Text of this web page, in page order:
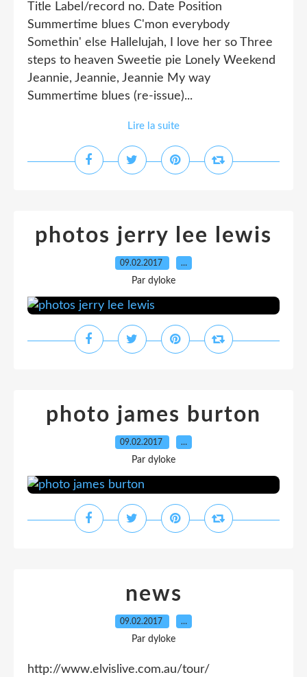
Title Label/record no. Date Position
Summertime blues C'mon everybody
Somethin' else Hallelujah, I love her so Three
steps to heaven Sweetie pie Lonely Weekend
Jeannie, Jeannie, Jeannie My way
Summertime blues (re-issue)...
Lire la suite
photos jerry lee lewis
09.02.2017 …
Par dyloke
photo james burton
09.02.2017 …
Par dyloke
news
09.02.2017 …
Par dyloke
http://www.elvislive.com.au/tour/